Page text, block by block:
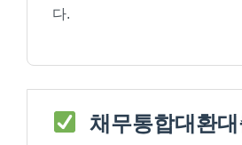
다.
채무통합대환대